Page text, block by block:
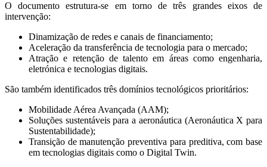
O documento estrutura-se em torno de três grandes eixos de
intervenção:
Dinamização de redes e canais de financiamento;
Aceleração da transferência de tecnologia para o mercado;
Atração e retenção de talento em áreas como engenharia,
eletrónica e tecnologias digitais.
São também identificados três domínios tecnológicos prioritários:
Mobilidade Aérea Avançada (AAM);
Soluções sustentáveis para a aeronáutica (Aeronáutica X para
Sustentabilidade);
Transição de manutenção preventiva para preditiva, com base
em tecnologias digitais como o Digital Twin.